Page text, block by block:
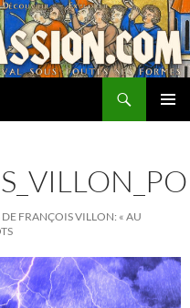
DE FRANÇOIS VILLON: « AU